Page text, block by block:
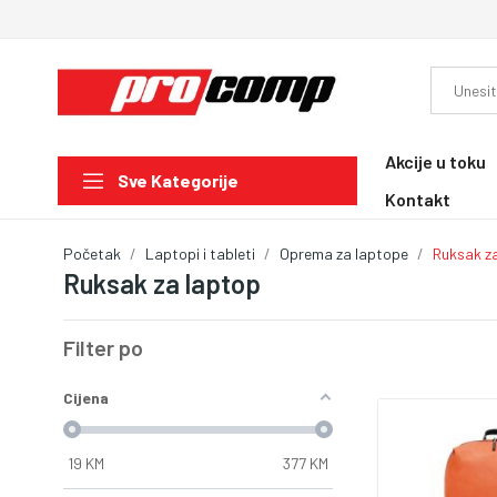
Sve Kategorije
Akcije u toku
Kontakt
Ruksak za laptop
Početak Laptopi i tableti Oprema za laptope Ruksak
Filter po
Cijena
19 KM 377KM